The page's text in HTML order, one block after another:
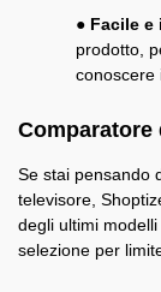
● Facile
prodotto,
Se stai pensando
televisore,
degli ultimi
selezione per